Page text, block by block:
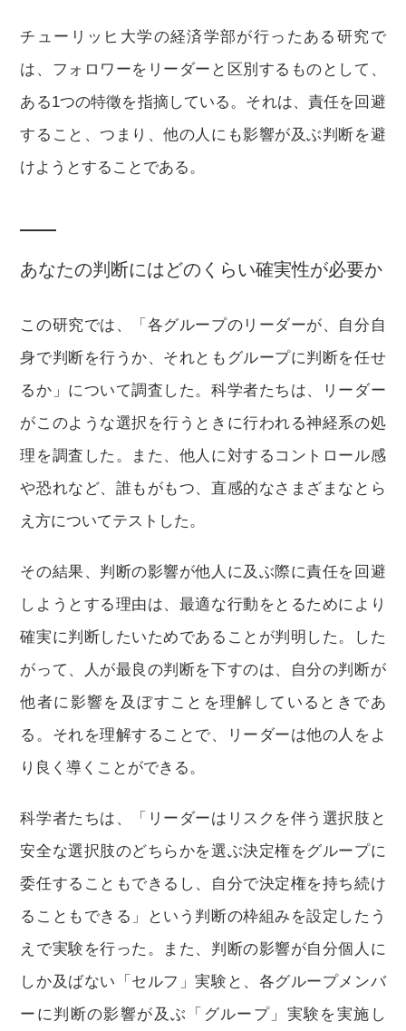
チューリッヒ大学の経済学部が行ったある研究で
は、フォロワーをリーダーと区別するものとして、
ある1つの特徵を指摘している。それは、責任を回避
すること、つまり、他の人にも影響が及ぶ判断を避
けようとすることである。
あなたの判断にはどのくらい確実性が必要か
この研究では、「各グループのリーダーが、自分自
身で判断を行うか、それともグループに判断を任せ
るか」について調査した。科学者たちは、リーダー
がこのような選択を行うときに行われる神経系の処
理を調査した。また、他人に対するコントロール感
や恐れなど、誰もがもつ、直感的なさまざまなとら
え方についてテストした。
その結果、判断の影響が他人に及ぶ際に責任を回避
しようとする理由は、最適な行動をとるためにより
確実に判断したいためであることが判明した。した
がって、人が最良の判断を下すのは、自分の判断が
他者に影響を及ぼすことを理解しているときであ
る。それを理解することで、リーダーは他の人をよ
り良く導くことができる。
科学者たちは、「リーダーはリスクを伴う選択肢と
安全な選択肢のどちらかを選ぶ決定権をグループに
委任することもできるし、自分で決定権を持ち続け
ることもできる」という判断の枠組みを設定したう
えで実験を行った。また、判断の影響が自分個人に
しか及ばない「セルフ」実験と、各グループメンバ
ーに判断の影響が及ぶ「グループ」実験を実施し